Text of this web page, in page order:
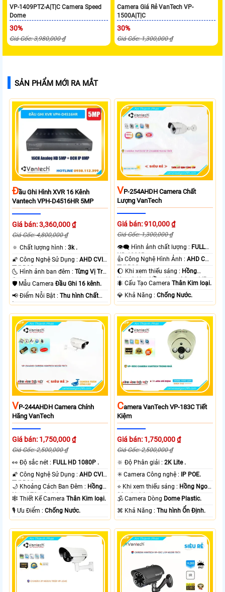
VP-1409PTZ-A|T|C Camera Speed
Dome
30%
Giá Gốc: 3,980,000 ₫
Camera Giá Rẻ VanTech VP-
1500A|T|C
30%
Giá Gốc: 1,300,000 ₫
SẢN PHẨM MỚI RA MẮT
ĐẦu Ghi Hình XVR 16 Kênh
Vantech VPH-D4516HR 5MP
Giá bán: 3,360,000 ₫
Giá Gốc: 4,800,000 ₫
🔅 Chất lượng hình :3k .
🌠 Công Nghệ Sử Dụng :AHD CVI
TVI BCS.
🌜 Hình ảnh ban đêm :Từng Vị Trí
Camera .
🛡 Mẫu CameraĐầu Ghi 16 kênh.
️📢 Điểm Nỗi Bật :Thu hình Chất
Lượng.
VP-254AHDH Camera Chất
Lượng VanTech
Giá bán: 910,000 ₫
Giá Gốc: 1,300,000 ₫
👁️‍🗨 Hình ảnh chất lượng : FULL
HD 1080P .
👍 Công Nghệ Hình Ảnh :AHD CVI
TVI BCS.
🌔 Khi xem thiếu sáng : Hồng
Ngoại 40m Hồng Ngoại Smart IR.
🐜 Cấu Tạo CameraThân Kim loại.
️💎 Khả Năng :Chống Nước.
VP-244AHDH Camera Chính
Hãng VanTech
Giá bán: 1,750,000 ₫
Giá Gốc: 2,500,000 ₫
️👀 Độ sắc nét : FULL HD 1080P .
🌠 Công Nghệ Sử Dụng :AHD CVI
TVI BCS.
🌙 Khoảng Cách Ban Đêm : Hồng
Ngoại 70m Led Array.
🕸️ Thiết Kế CameraThân Kim loại.
️🎙 Ưu Điểm :Chống Nước.
CAmera VanTech VP-183C Tiết
Kiệm
Giá bán: 1,750,000 ₫
Giá Gốc: 2,500,000 ₫
🔆 Độ Phân giải :2K Lite .
✳️ Camera Công nghệ :
IP POE.
⭐ Khi xem thiếu sáng : Hồng Ngoại
30m Led Array.
🕉️ Camera Dòng Dome Plastic.
️⌘ Khả Năng :Thu hình Ổn Định.